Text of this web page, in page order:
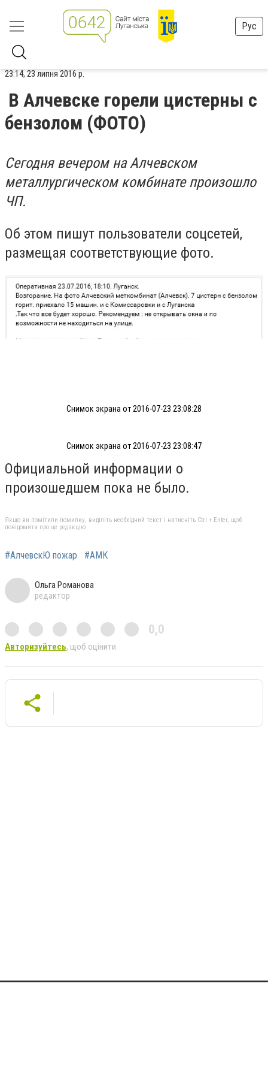
Рус
23:14, 23 липня 2016 р.
В Алчевске горели цистерны с
бензолом (ФОТО)
Сегодня вечером на Алчевском
металлургическом комбинате произошло
ЧП.
Об этом пишут пользователи соцсетей,
размещая соответствующие фото.
Снимок экрана от 2016-07-23 23:08:28
Снимок экрана от 2016-07-23 23:08:47
Официальной информации о
произошедшем пока не было.
Якщо ви помітили помилку, виділіть необхідний текст і натисніть Ctrl + Enter, щоб
повідомити про це редакцію
#АлчевскЮ пожар #АМК
Ольга Романова
редактор
0,0
Авторизуйтесь, щоб оцінити